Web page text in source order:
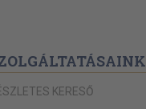
cserélhetőek-
KERESŐ